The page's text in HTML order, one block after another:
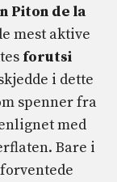
Piton de la
mest aktive
forutsi
i dette
spenner fra
med
Bare i